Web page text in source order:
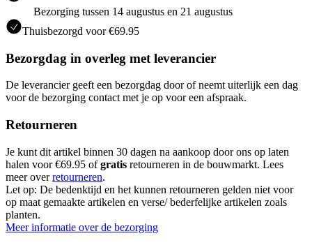
Bezorging tussen 14 augustus en 21 augustus
Thuisbezorgd voor €69.95
Bezorgdag in overleg met leverancier
De leverancier geeft een bezorgdag door of neemt uiterlijk een dag
voor de bezorging contact met je op voor een afspraak.
Retourneren
Je kunt dit artikel binnen 30 dagen na aankoop door ons op laten
halen voor €69.95 ofgratis retourneren in de bouwmarkt. Lees
meer overretourneren.
Let op: De bedenktijd en het kunnen retourneren gelden niet voor
op maat gemaakte artikelen en verse/ bederfelijke artikelen zoals
planten.
Meer informatie over de bezorging